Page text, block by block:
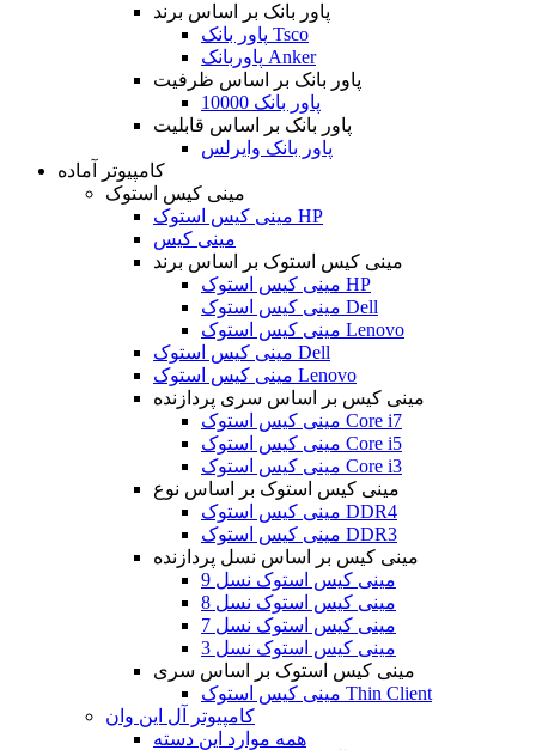
پاور بانک بر اساس برند
پاور بانک Tsco
پاوربانک Anker
پاور بانک بر اساس ظرفیت
پاور بانک 10000
پاور بانک بر اساس قابلیت
پاور بانک وایرلس
کامپیوتر آماده
مینی کیس استوک
مینی کیس استوک HP
مینی کیس
مینی کیس استوک بر اساس برند
مینی کیس استوک HP
مینی کیس استوک Dell
مینی کیس استوک Lenovo
مینی کیس استوک Dell
مینی کیس استوک Lenovo
مینی کیس بر اساس سری پردازنده
مینی کیس استوک Core i7
مینی کیس استوک Core i5
مینی کیس استوک Core i3
مینی کیس استوک بر اساس نوع
مینی کیس استوک DDR4
مینی کیس استوک DDR3
مینی کیس بر اساس نسل پردازنده
مینی کیس استوک نسل 9
مینی کیس استوک نسل 8
مینی کیس استوک نسل 7
مینی کیس استوک نسل 3
مینی کیس استوک بر اساس سری
مینی کیس استوک Thin Client
کامپیوتر آل این وان
همه موارد این دسته